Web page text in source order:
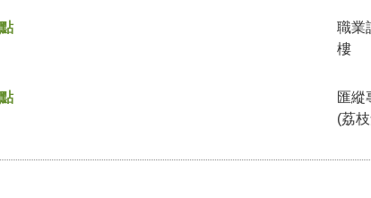
職業
樓
匯縱
(荔